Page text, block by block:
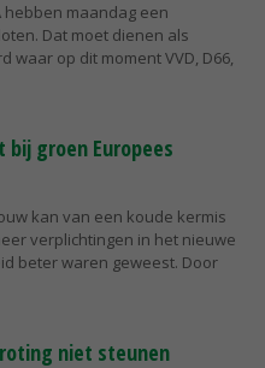
hebben maandag een
Dat moet dienen als
op dit moment VVD, D66,
bij groen Europees
kan van een koude kermis
verplichtingen in het nieuwe
beter waren geweest. Door
niet steunen